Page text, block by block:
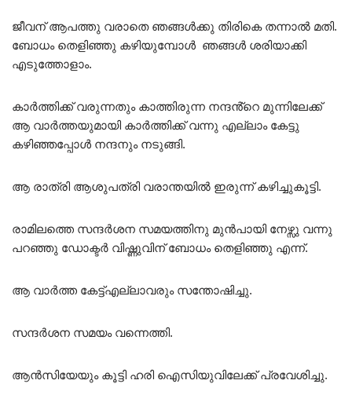
ജീവന് ആപത്തു വരാതെ ഞങ്ങൾക്കു തിരികെ തന്നാൽ മതി.
ബോധം തെളിഞ്ഞു കഴിയുമ്പോൾ ഞങ്ങൾ ശരിയാക്കി
എടുത്തോളാം.
കാർത്തിക്ക് വരുന്നതും കാത്തിരുന്ന നന്ദൻ്റെ മുന്നിലേക്ക്
ആ വാർത്തയുമായി കാർത്തിക്ക് വന്നു എല്ലാം കേട്ടു
കഴിഞ്ഞപ്പോൾ നന്ദനും നടുങ്ങി.
ആ രാത്രി ആശുപത്രി വരാന്തയിൽ ഇരുന്ന് കഴിച്ചുകൂട്ടി.
രാമിലത്തെ സന്ദർശന സമയത്തിനു മുൻപായി നേഴ്സു വന്നു
പറഞ്ഞു ഡോക്ടർ വിഷ്ണുവിന് ബോധം തെളിഞ്ഞു എന്ന്.
ആ വാർത്ത കേട്ട്എല്ലാവരും സന്തോഷിച്ചു.
സന്ദർശന സമയം വന്നെത്തി.
ആൻസിയേയും കൂട്ടി ഹരി ഐസിയുവിലേക്ക് പ്രവേശിച്ചു.